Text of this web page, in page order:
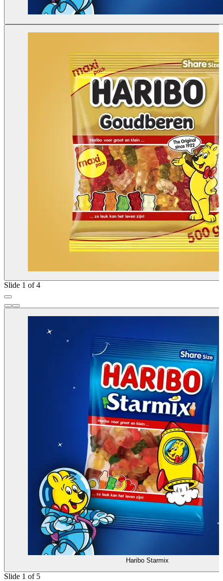
Slide 1 of 4
Haribo Starmix
Slide 1 of 5